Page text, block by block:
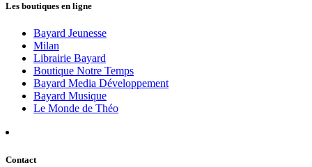
Les boutiques en ligne
Bayard Jeunesse
Milan
Librairie Bayard
Boutique Notre Temps
Bayard Media Développement
Bayard Musique
Le Monde de Théo
Contact